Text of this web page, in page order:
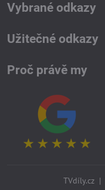
Vybrané odkazy
Užitečné odkazy
Proč právě my
TVdíly.cz |